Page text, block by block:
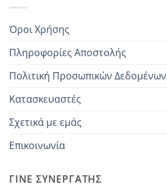
Όροι Χρήσης
Πληροφορίες Αποστολής
Πολιτική Προσωπικών Δεδομένων
Κατασκευαστές
Σχετικά με εμάς
Επικοινωνία
ΓΊΝΕ ΣΥΝΕΡΓΆΤΗΣ